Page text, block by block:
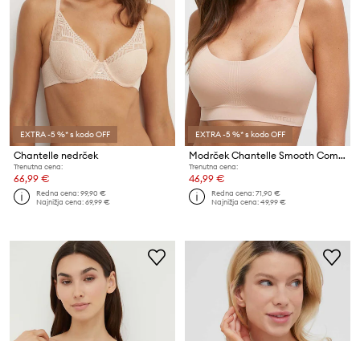
EXTRA -5 %* s kodo OFF
Chantelle nedrček
Trenutna cena:
66,99 €
Redna cena:99,90 €
Najnižja cena:69,99 €
EXTRA -5 %* s kodo OFF
Modrček Chantelle Smooth Comfort
Trenutna cena:
46,99 €
Redna cena:71,90 €
Najnižja cena:49,99 €